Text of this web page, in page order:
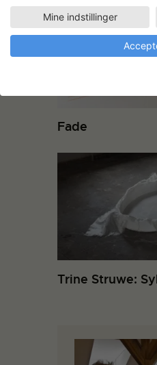
Fade
Trine Struwe:
Mine indstillinger